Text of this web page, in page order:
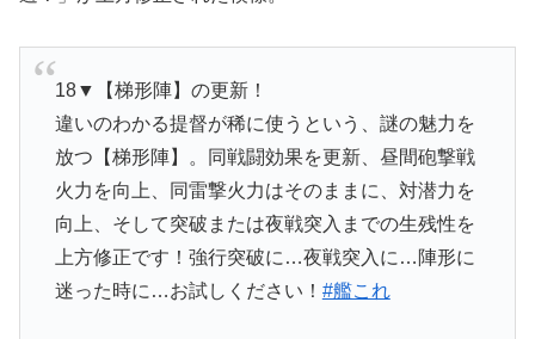
18▼【梯形陣】の更新！
違いのわかる提督が稀に使うという、謎の魅力を
放つ【梯形陣】。同戦闘効果を更新、昼間砲撃戦
火力を向上、同雷撃火力はそのままに、対潜力を
向上、そして突破または夜戦突入までの生残性を
上方修正です！強行突破に…夜戦突入に…陣形に
迷った時に…お試しください！ #艦これ